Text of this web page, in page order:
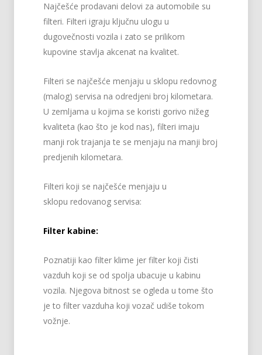
Najčešće prodavani delovi za automobile su
filteri. Filteri igraju ključnu ulogu u
dugovečnosti vozila i zato se prilikom
kupovine stavlja akcenat na kvalitet.
Filteri se najčešće menjaju u sklopu redovnog
(malog) servisa na odredjeni broj kilometara.
U zemljama u kojima se koristi gorivo nižeg
kvaliteta (kao što je kod nas), filteri imaju
manji rok trajanja te se menjaju na manji broj
predjenih kilometara.
Filteri koji se najčešće menjaju u
sklopu redovanog servisa:
Filter kabine:
Poznatiji kao filter klime jer filter koji čisti
vazduh koji se od spolja ubacuje u kabinu
vozila. Njegova bitnost se ogleda u tome što
je to filter vazduha koji vozač udiše tokom
vožnje.